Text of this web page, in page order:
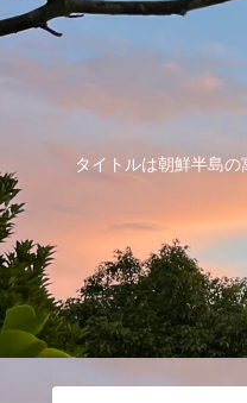
タイトルは朝鮮半島